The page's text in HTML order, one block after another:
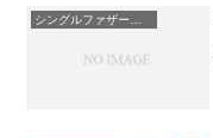
シングルファザーと子育て日記